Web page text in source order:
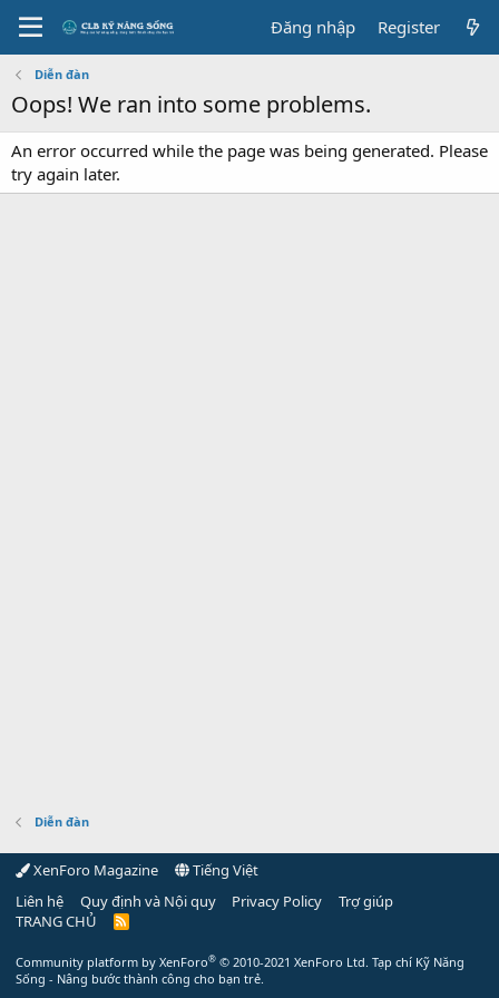
Đăng nhập Register
Diễn đàn
Oops! We ran into some problems.
An error occurred while the page was being generated. Please
try again later.
Diễn đàn
XenForo Magazine
Tiếng Việt
Liên hệ
Quy định và Nội quy Privacy Policy
Trợ giúp
TRANG CHỦ
R
Community platform by XenForo® © 2010-2021 XenForo Ltd. Tạp chí Kỹ Năng
Sống - Nâng bước thành công cho bạn trẻ.